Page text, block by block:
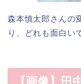
森本慎太郎さんの
り、どれも面白い